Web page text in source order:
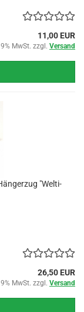
11,00 EUR
MwSt. zzgl. Versand
"Welti-
26,50 EUR
MwSt. zzgl. Versand